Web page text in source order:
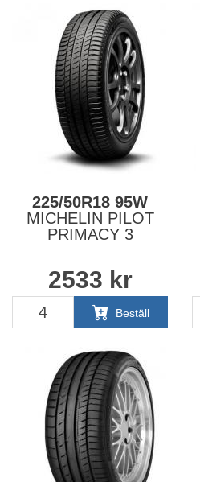
225/50R18 95W
MICHELIN PILOT
PRIMACY 3
2533 kr
Beställ